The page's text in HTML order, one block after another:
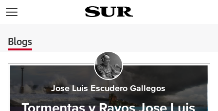
Blogs
Jose Luis Escudero Gallegos